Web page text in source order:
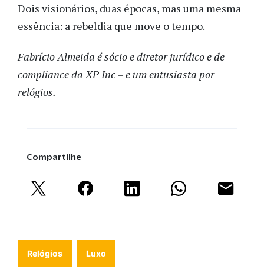
Dois visionários, duas épocas, mas uma mesma
essência: a rebeldia que move o tempo.
Fabrício Almeida é sócio e diretor jurídico e de
compliance da XP Inc – e um entusiasta por
relógios.
Compartilhe
Relógios Luxo